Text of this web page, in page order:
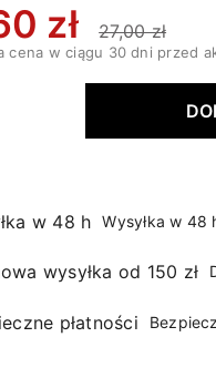
zł 27,00 zł
cena w ciągu 30 dni przed
Wysyłka w 48